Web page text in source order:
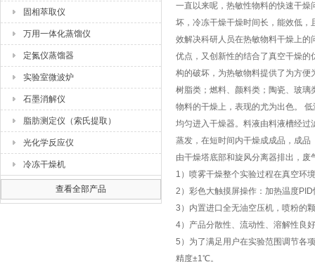
固相萃取仪
万用一体化蒸馏仪
定氮仪蒸馏器
实验室微波炉
石墨消解仪
脂肪测定仪（索氏提取）
光化学反应仪
冷冻干燥机
查看全部产品
一直以来呢，热敏性物料的快速干
坏，冷冻干燥干燥时间长，能效低
效解决科研人员在热敏物料干燥上
优点，又创新性的结合了真空干燥
构的破坏，为热敏物料提供了为方
树脂类；燃料、颜料类；陶瓷、玻
物料的干燥上，表现的尤为出色。
均匀进入干燥器。料液由料液槽经
蒸发，在短时间内干燥成成品，成品
由干燥塔底部和旋风分离器排出，
1）喷雾干燥整个实验过程在真空环
2）彩色大触摸屏操作：加热温度
3）内置进口全无油空压机，喷粉的
4）产品分散性、流动性、溶解性良
5）为了满足用户在实验范围调节各
精度±1℃。